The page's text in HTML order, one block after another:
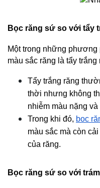
Bọc răng sứ so với tẩy
Một trong những phương
màu sắc răng là tẩy trắng
Tẩy trắng răng
thời nhưng không
nhiễm màu nặng và
Trong khi đó, bọc
màu sắc mà còn
của răng.
Bọc răng sứ so với